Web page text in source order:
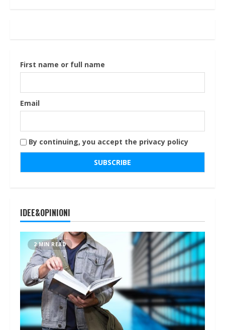
First name or full name
Email
By continuing, you accept the privacy policy
IDEE&OPINIONI
2 MIN READ